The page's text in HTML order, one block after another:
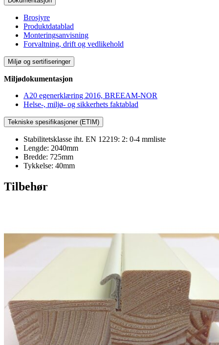
Brosjyre
Produktdatablad
Monteringsanvisning
Forvaltning, drift og vedlikehold
Miljø og sertifiseringer
Miljødokumentasjon
A20 egenerklæring 2016, BREEAM-NOR
Helse-, miljø- og sikkerhets faktablad
Tekniske spesifikasjoner (ETIM)
Stabilitetsklasse iht. EN 12219: 2: 0-4 mmliste
Lengde: 2040mm
Bredde: 725mm
Tykkelse: 40mm
Tilbehør